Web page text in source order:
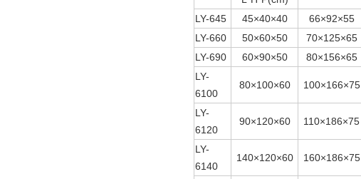
LY-645
45×40×40 66×92×55
LY-660
50×60×50 70×125×65
LY-690
60×90×50 80×156×65
LY-
6100
80×100×60 100×166×75
LY-
6120
90×120×60 110×186×75
LY-
6140
140×120×60 160×186×75